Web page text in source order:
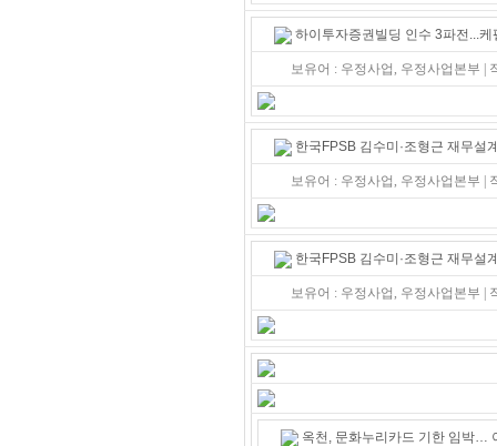
하이투자증권빌딩 인수 3파전...케
보유어 : 우정사업, 우정사업본부
한국FPSB 김수미·조형근 재무설
보유어 : 우정사업, 우정사업본부
한국FPSB 김수미·조형근 재무설
보유어 : 우정사업, 우정사업본부
옥천, 문화누리카드 기한 임박…